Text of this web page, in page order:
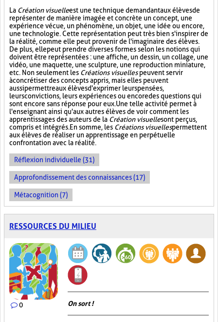
La Création visuelleest une technique demandant aux élèves de
représenter de manière imagée et concrète un concept, une
expérience vécue, un phénomène, un objet, une idée ou encore,
une technologie. Cette représentation peut très bien s'inspirer de
la réalité, comme elle peut provenir de l'imaginaire des élèves.
De plus, elle peut prendre diverses formes selon les notions qui
doivent être représentées : une affiche, un dessin, un collage, une
vidéo, une maquette, une sculpture, une reproduction miniature,
etc. Non seulement les Créations visuellespeuvent servir
à concrétiser des concepts appris, mais elles peuvent
aussi permettre aux élèves d'exprimer leurs pensées,
leurs convictions, leurs expériences ou encore des questions qui
sont encore sans réponse pour eux. Une telle activité permet à
l'enseignant ainsi qu'aux autres élèves de voir comment les
apprentissages des auteurs de la Création visuellesont perçus,
compris et intégrés. En somme, les Créations visuellespermettent
aux élèves de réaliser un apprentissage en perpétuelle
confrontation avec la réalité.
Réflexion individuelle (31)
Approfondissement des connaissances (17)
Métacognition (7)
RESSOURCES DU MILIEU
0 On sort !